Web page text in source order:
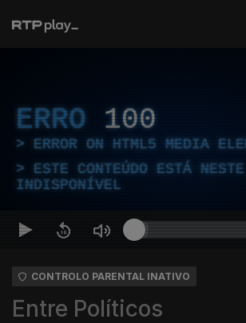
ERRO 100
ERROR ON HTML5 MEDIA
ESTE CONTEÚDO ESTÁ NESTE
INDISPONÍVEL
CONTROLO PARENTAL INATIVO
Entre Políticos